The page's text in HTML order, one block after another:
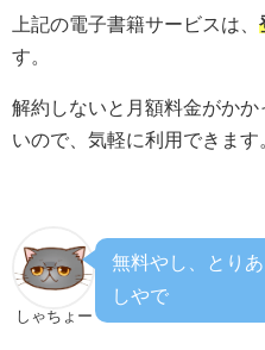
上記の電子書籍サービスは、
す。
解約しないと月額料金がか
いので、気軽に利用できます
しゃちょー
無料やし、とり
しやで